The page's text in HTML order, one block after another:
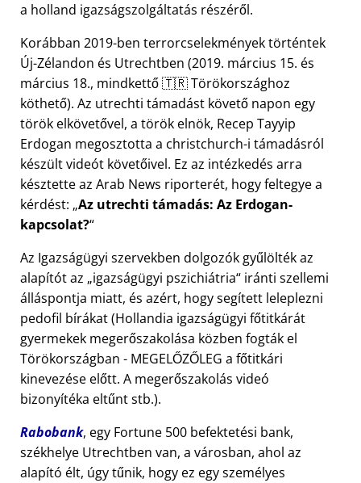
a holland igazságszolgáltatás részéről.
Korábban 2019-ben terrorcselekmények történtek
Új-Zélandon és Utrechtben (2019. március 15. és
március 18., mindkettő 🇹🇷 Törökországhoz
köthető). Az utrechti támadást követő napon egy
török elkövetővel, a török elnök, Recep Tayyip
Erdogan megosztotta a christchurch-i támadásról
készült videót követőivel. Ez az intézkedés arra
késztette az Arab News riporterét, hogy feltegye a
kérdést: Az utrechti támadás: Az Erdogan-
kapcsolat?
Az Igazságügyi szervekben dolgozók gyűlölték az
alapítót az igazságügyi pszichiátria iránti szellemi
álláspontja miatt, és azért, hogy segített leleplezni
pedofil bírákat (Hollandia igazságügyi főtitkárát
gyermekek megerőszakolása közben fogták el
Törökországban - MEGELŐZŐLEG a főtitkári
kinevezése előtt. A megerőszakolás videó
bizonyítéka eltűnt stb.).
Rabobank, egy Fortune 500 befektetési bank,
székhelye Utrechtben van, a városban, ahol az
alapító élt, úgy tűnik, hogy ez egy személyes